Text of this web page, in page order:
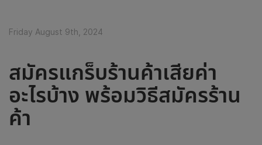
Friday August 9th, 2024
สมัครแกร็บร้านค้าเสียค่า
อะไรบ้าง พร้อมวิธีสมัครร้าน
ค้า